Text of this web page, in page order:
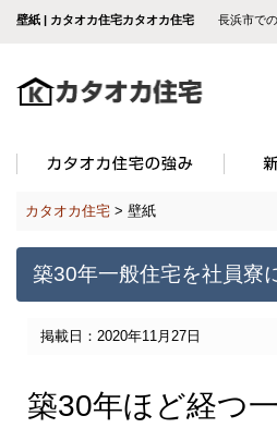
壁紙 | カタオカ住宅カタオカ住宅 長浜市での
カタオカ住宅 > 壁紙
築30年一般住宅を社員寮
掲載日：2020年11月27日
築30年ほど経つ